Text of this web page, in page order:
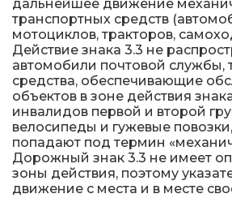
дальнейшее движение
транспортных средств
мотоциклов, тракторов,
Действие знака 3.3 не
автомобили почтовой службы,
средства, обеспечивающие
объектов в зоне действия
инвалидов первой и второй
велосипеды и гужевые
попадают под термин
Дорожный знак 3.3 не имеет
зоны действия, поэтому
движение с места и в месте